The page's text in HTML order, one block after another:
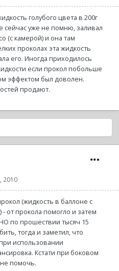
голубого цвета в 200г
сейчас уже не помню, заливал
(с камерой) и она там
проколах эта жидкость
его. Иногда приходилось
если прокол побольше
эффектом был доволен.
продают.
2010
(жидкость в баллоне с
от прокола помогло и затем
по прошествии тысяч 15
тогда и заметил, что
использовании
Кстати при боковом
помочь.